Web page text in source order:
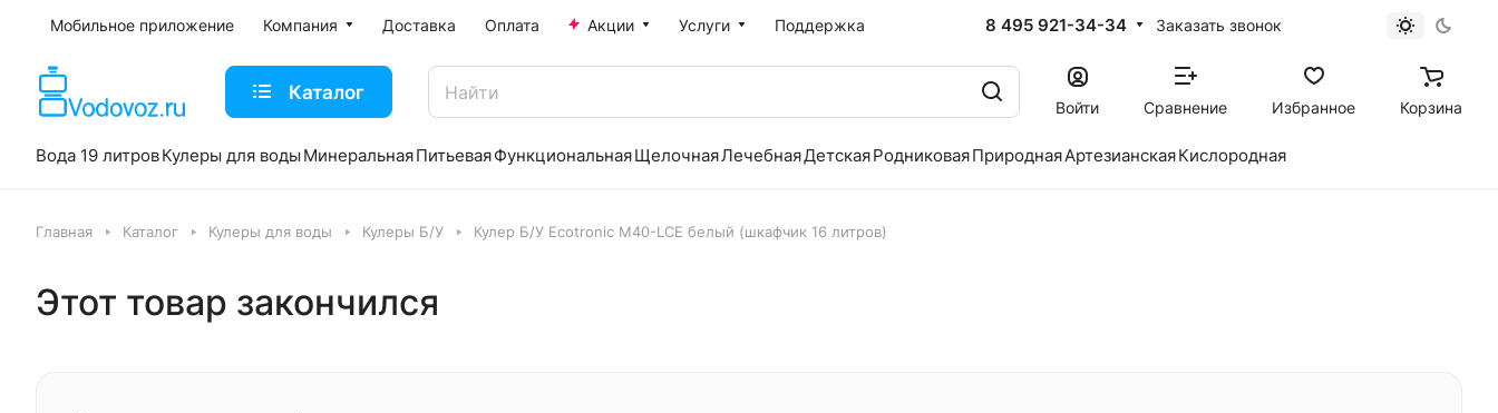
Мобильное приложение Компания Доставка Оплата Акции Услуги Поддержка 8 495 921-34-34 Заказать звонок
Каталог
Войти Сравнение Избранное Корзина
Вода 19 литровКулеры для воды МинеральнаяПитьеваяФункциональнаяЩелочнаяЛечебнаяДетскаяРодниковаяПрироднаяАртезианскаяКислородная
Главная Каталог Кулеры для воды Кулеры Б/У Кулер Б/У Ecotronic M40-LCE белый (шкафчик 16 литров)
Этот товар закончился